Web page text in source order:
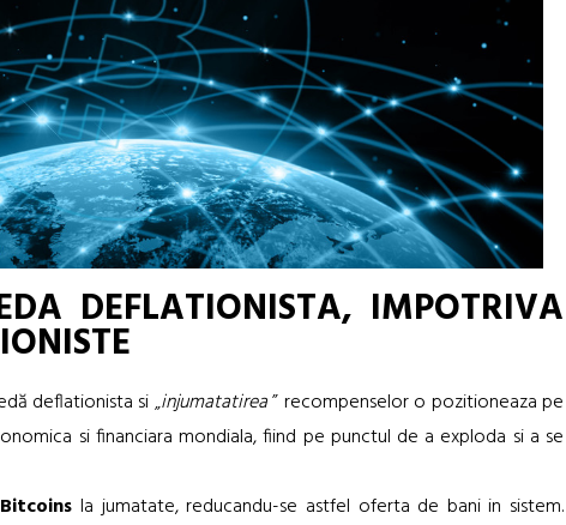
DEFLATIONISTA, IMPOTRIVA
deflationista si „injumatatirea” recompenselor o pozitioneaza pe
si financiara mondiala, fiind pe punctul de a exploda si a se
Bitcoins la jumatate, reducandu-se astfel oferta de bani in sistem.